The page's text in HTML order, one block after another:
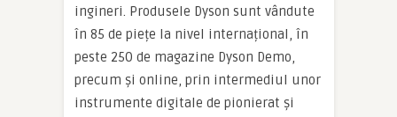
ingineri. Produsele Dyson sunt vândute
în 85 de piețe la nivel internațional, în
peste 250 de magazine Dyson Demo,
precum și online, prin intermediul unor
instrumente digitale de pionierat și